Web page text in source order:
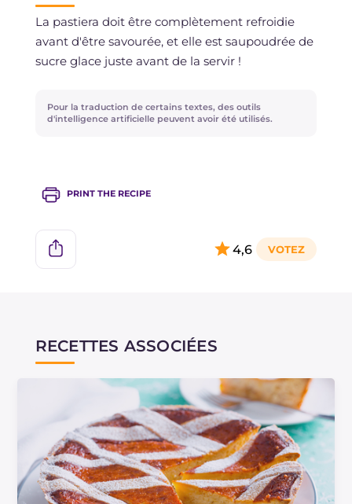
La pâte sablée peut être préparée à l'avance et
conservée au réfrigérateur enveloppée dans du
film plastique jusqu'à 2-3 jours.
La pastiera doit être complètement refroidie
avant d'être savourée, et elle est saupoudrée de
sucre glace juste avant de la servir !
Pour la traduction de certains textes, des outils
d'intelligence artificielle peuvent avoir été utilisés.
PRINT THE RECIPE
4,6
RECETTES ASSOCIÉES